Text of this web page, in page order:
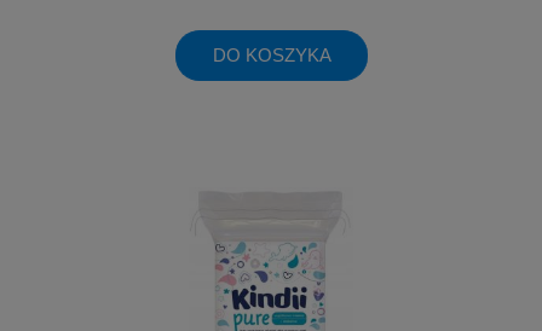
DO KOSZYKA